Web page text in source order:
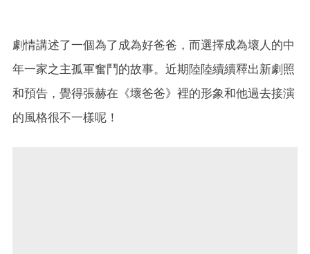
劇情講述了一個為了成為好爸爸，而選擇成為壞人的中
年一家之主孤軍奮鬥的故事。近期陸陸續續釋出新劇照
和預告，覺得張赫在《壞爸爸》裡的形象和他過去接演
的風格很不一樣呢！